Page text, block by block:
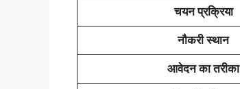
चयन प्रक्रिया
नौकरी स्थान
आवेदन का तरीका